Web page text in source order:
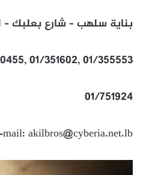
بناية سلهب – شارع بعلبك –
01/351602, 01/355553
01/751924
akilbros@cyberia.net.lb